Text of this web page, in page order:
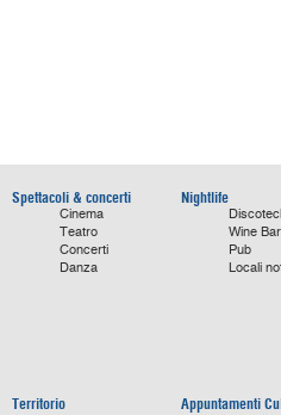
Spettacoli & concerti
Cinema
Teatro
Concerti
Danza
Nightlife
Wine Bar
Pub
Locali
Territorio Appuntamenti